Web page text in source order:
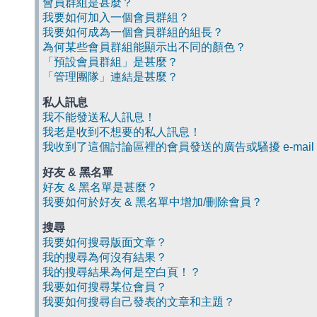
會員群組是甚麼？
我要如何加入一個會員群組？
我要如何成為一個會員群組的組長？
為何某些會員群組能顯示出不同的顏色？
「預設會員群組」是甚麼？
「管理團隊」連結是甚麼？
私人訊息
我不能發送私人訊息！
我老是收到不想要的私人訊息！
我收到了這個討論區裡的會員發送的廣告或騷擾 e-mail
好友 & 黑名單
好友 & 黑名單是甚麼？
我要如何於好友 & 黑名單中增加/刪除會員？
搜尋
我要如何搜尋版面文章？
我的搜尋為何沒有結果？
我的搜尋結果為何是空白頁！？
我要如何搜尋某位會員？
我要如何搜尋自己發表的文章和主題？